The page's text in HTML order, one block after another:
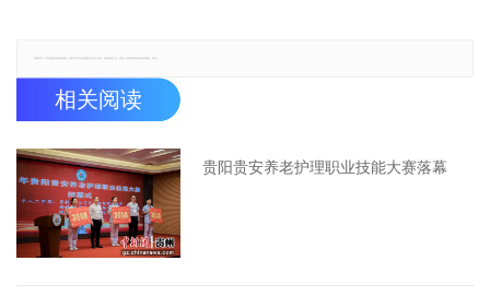
相关阅读
贵阳贵安养老护理职业技能大赛落幕